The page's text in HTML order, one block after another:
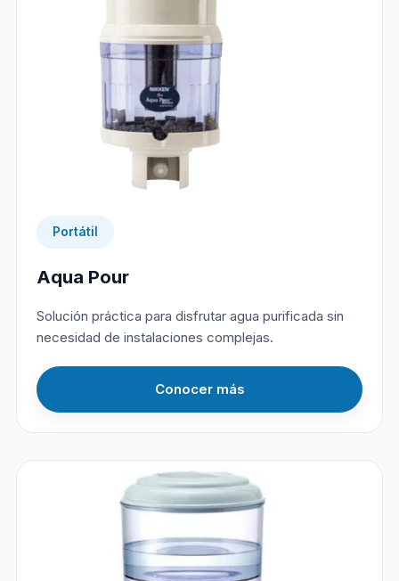
Portátil
Aqua Pour
Solución práctica para disfrutar agua purificada sin
necesidad de instalaciones complejas.
Conocer más